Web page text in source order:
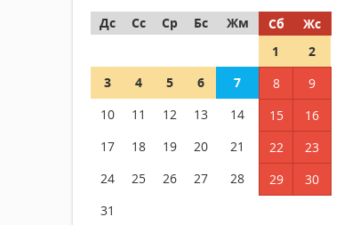
Дс
Сс Ср Бс Жм Сб
Жс
1
2
3
4 5 6 7 8
9
10
11 12 13 14 15
16
17
18 19 20 21 22
23
24
25 26 27 28 29
30
31